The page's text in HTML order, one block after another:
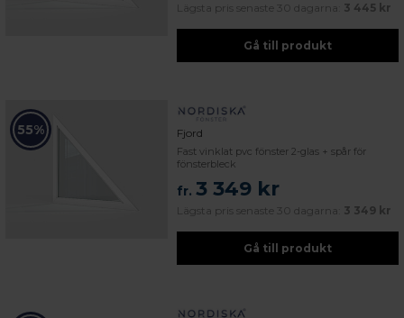
Lägsta pris senaste 30 dagarna: 3 445 kr
Gå till produkt
55% Fjord
Fast vinklat pvc fönster 2-glas + spår för
fönsterbleck
fr. 3 349 kr
Lägsta pris senaste 30 dagarna: 3 349 kr
Gå till produkt